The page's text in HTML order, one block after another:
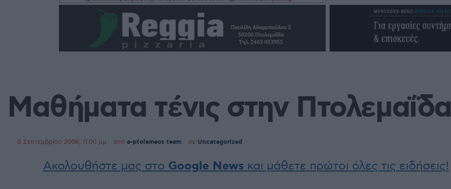
Μαθήματα τένις στην Πτολεμαΐδα
8 Σεπτεμβρίου 2008, 11:00 μμ από e-ptolemeos team σε Uncategorized
Ακολουθήστε μας στο Google News και μάθετε πρώτοι όλες τις ειδήσεις!